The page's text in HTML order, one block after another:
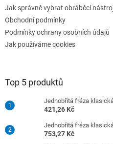
Jak správně vybrat obráběcí
Obchodní podmínky
Podmínky ochrany osobních údajů
Jak používáme cookies
Top 5 produktů
Jednobřitá fréza
421,26 Kč
Jednobřitá fréza
753,27 Kč